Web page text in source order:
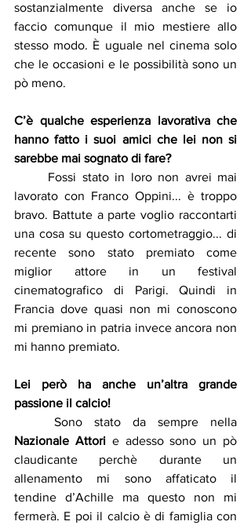
sostanzialmente diversa anche se io
faccio comunque il mio mestiere allo
stesso modo. È uguale nel cinema solo
che le occasioni e le possibilità sono un
pò meno.
C’è qualche esperienza lavorativa che
hanno fatto i suoi amici che lei non si
sarebbe mai sognato di fare?
lavorato con Franco Oppini... è troppo
bravo. Battute a parte voglio raccontarti
una cosa su questo cortometraggio... di
recente sono stato premiato come
miglior attore in un festival
cinematografico di Parigi. Quindi in
Francia dove quasi non mi conoscono
mi premiano in patria invece ancora non
mi hanno premiato.
Lei però ha anche un’altra grande
passione il calcio!
Nazionale Attori e adesso sono un pò
claudicante perchè durante un
allenamento mi sono affaticato il
tendine d’Achille ma questo non mi
fermerà. E poi il calcio è di famiglia con